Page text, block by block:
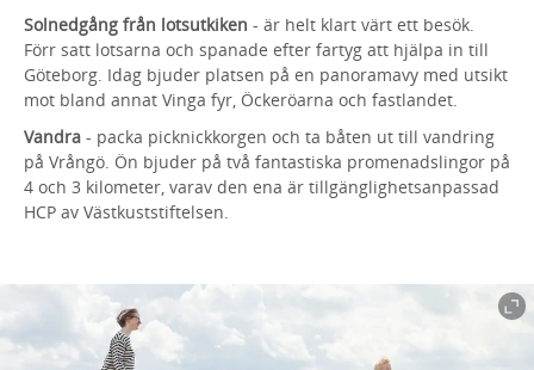
Solnedgång från lotsutkiken - är helt klart värt ett besök.
Förr satt lotsarna och spanade efter fartyg att hjälpa in till
Göteborg. Idag bjuder platsen på en panoramavy med utsikt
mot bland annat Vinga fyr, Öckeröarna och fastlandet.
Vandra - packa picknickkorgen och ta båten ut till vandring
på Vrångö. Ön bjuder på två fantastiska promenadslingor på
4 och 3 kilometer, varav den ena är tillgänglighetsanpassad
HCP av Västkuststiftelsen.